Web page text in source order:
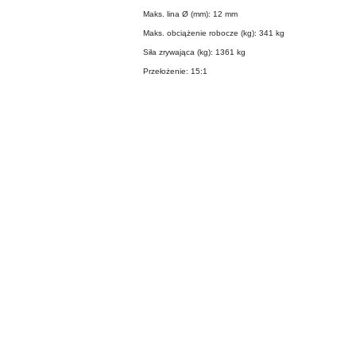
Maks. lina Ø (mm): 12 mm
Maks. obciążenie robocze (kg): 341 kg
Siła zrywająca (kg): 1361 kg
Przełożenie: 15:1